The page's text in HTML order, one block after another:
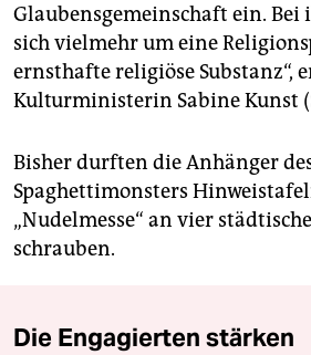
Glaubensgemeinschaft ein. Bei
sich vielmehr um eine
ernsthafte religiöse Substanz“,
Kulturministerin Sabine Kunst
Bisher durften die Anhänger
Spaghettimonsters
„Nudelmesse“ an vier
schrauben.
Die Engagierten stärken